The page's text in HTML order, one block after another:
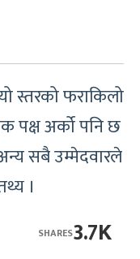
स्तरको फराकिलो
पक्ष अर्को पनि छ
सबै उम्मेदवारले
।
3.7K
SHARES